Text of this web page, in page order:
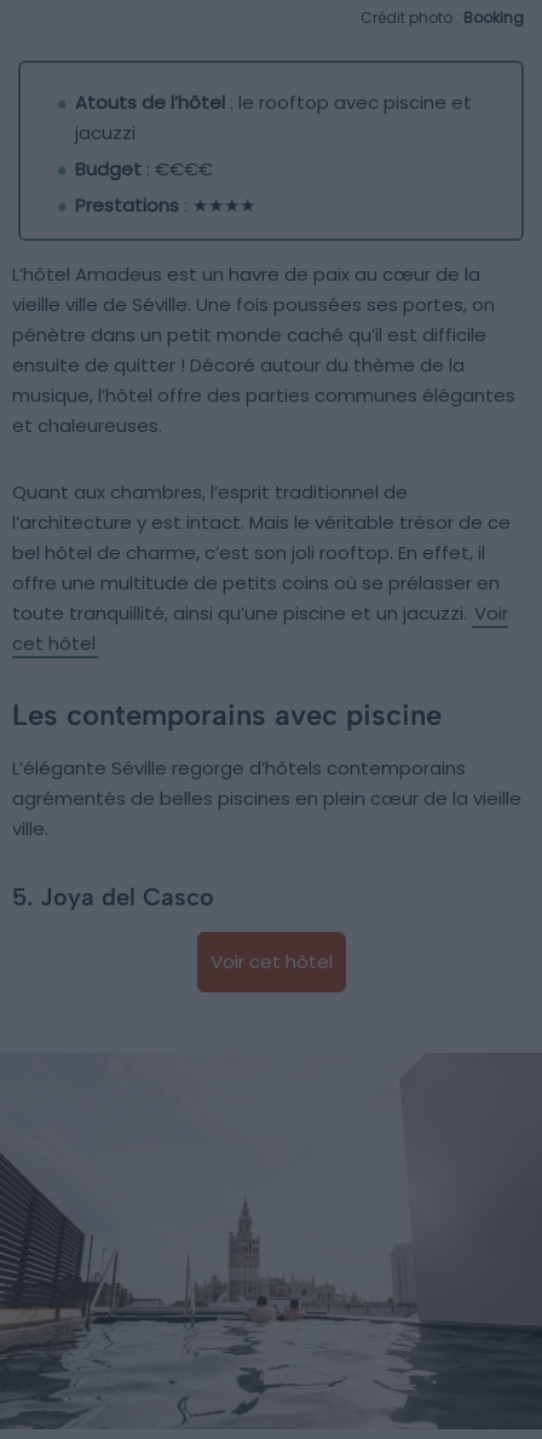
Crédit photo : Booking
Atouts de l’hôtel : le rooftop avec piscine et
jacuzzi
Budget : €€€€
Prestations : ★★★★
L’hôtel Amadeus est un havre de paix au cœur de la
vieille ville de Séville. Une fois poussées ses portes, on
pénètre dans un petit monde caché qu’il est difficile
ensuite de quitter ! Décoré autour du thème de la
musique, l’hôtel offre des parties communes élégantes
et chaleureuses.
Quant aux chambres, l’esprit traditionnel de
l’architecture y est intact. Mais le véritable trésor de ce
bel hôtel de charme, c’est son joli rooftop. En effet, il
offre une multitude de petits coins où se prélasser en
toute tranquillité, ainsi qu’une piscine et un jacuzzi. Voir
cet hôtel
Les contemporains avec piscine
L’élégante Séville regorge d’hôtels contemporains
agrémentés de belles piscines en plein cœur de la vieille
ville.
5. Joya del Casco
Voir cet hôtel